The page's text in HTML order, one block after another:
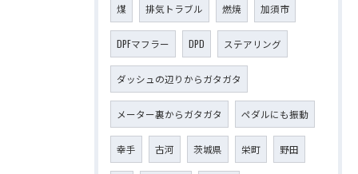
煤 排気トラブル 燃焼 加須市
DPFマフラー DPD ステアリング
ダッシュの辺りからガタガタ
メーター裏からガタガタ ペダルにも振動
幸手 古河 茨城県 栄町 野田